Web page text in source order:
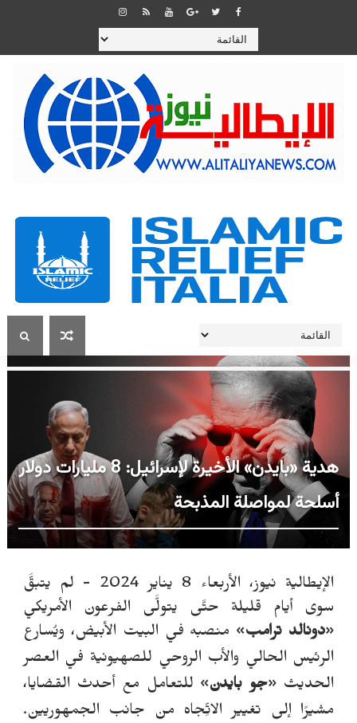
هدية «بايدن» الأخيرة لإسرائيل: 8 مليارات دولار
أسلحة لمواصلة المذبحة
الإيطالية نيوز، الأربعاء 8 يناير 2024 - لم يتبقَّ
سوى أيام قليلة حتَّى يتولَّى الفرعون الأمريكي
«دونالد ترامب» منصبه في البيت الأبيض، ويُسارع
الرئيس الحالي والأب الروحي للصهيونية في العصر
الحديث«جو بايدن» للتعامل مع أحدث القضايا،
مشيرًا إلى تغيير الاتِّجاه من جانب الجمهوريين.